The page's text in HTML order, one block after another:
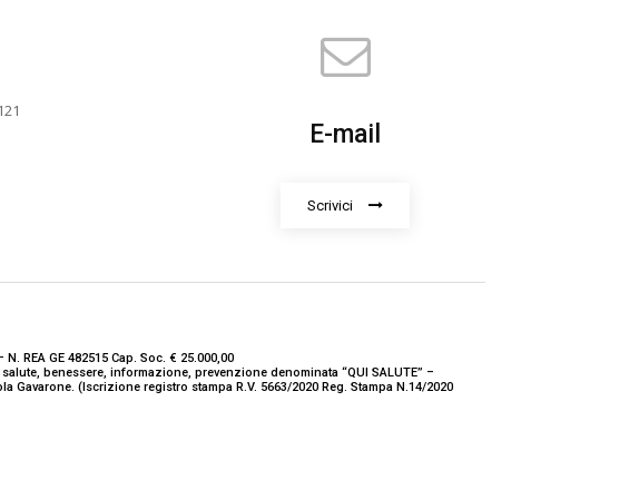
E-mail
Scrivici
REA GE 482515 Cap. Soc. € 25.000,00
benessere, informazione, prevenzione denominata “QUI SALUTE” –
(Iscrizione registro stampa R.V. 5663/2020 Reg. Stampa N.14/2020